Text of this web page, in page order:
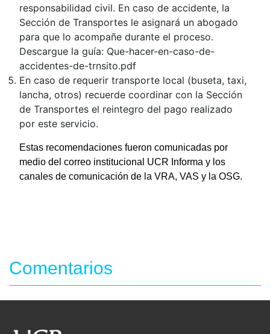
responsabilidad civil. En caso de accidente, la
Sección de Transportes le asignará un abogado
para que lo acompañe durante el proceso.
Descargue la guía: Que-hacer-en-caso-de-
accidentes-de-trnsito.pdf
En caso de requerir transporte local (buseta, taxi,
lancha, otros) recuerde coordinar con la Sección
de Transportes el reintegro del pago realizado
por este servicio.
Estas recomendaciones fueron comunicadas por
medio del correo institucional UCR Informa y los
canales de comunicación de la VRA, VAS y la OSG.
Comentarios